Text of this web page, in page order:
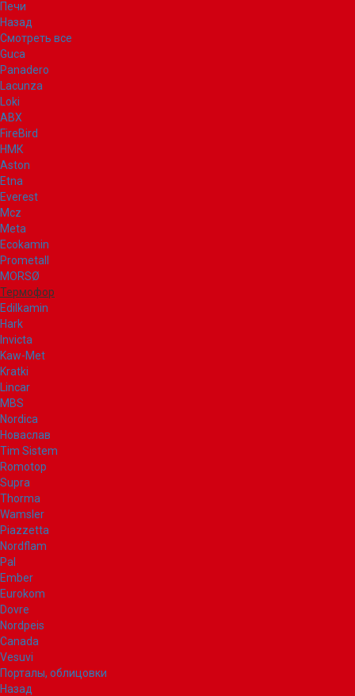
Печи
Назад
Смотреть все
Guca
Panadero
Lacunza
Loki
ABX
FireBird
НМК
Aston
Etna
Everest
Mcz
Meta
Ecokamin
Prometall
MORSØ
Термофор
Edilkamin
Hark
Invicta
Kaw-Met
Kratki
Lincar
MBS
Nordica
Новаслав
Tim Sistem
Romotop
Supra
Thorma
Wamsler
Piazzetta
Nordflam
Pal
Ember
Eurokom
Dovre
Nordpeis
Canada
Vesuvi
Порталы, облицовки
Назад